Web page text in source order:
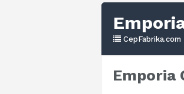
Emporia